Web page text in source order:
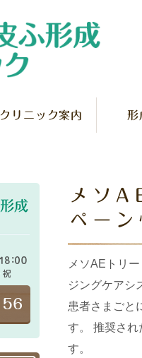
クリニック案内 形
メソ
ペーン
メソAEトリ
ジングケアシ
患者さまごと
す。 推奨され
す。